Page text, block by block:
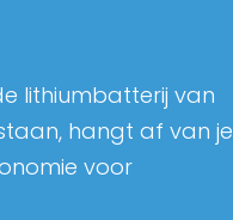
lithiumbatterij van
hangt af van je
voor